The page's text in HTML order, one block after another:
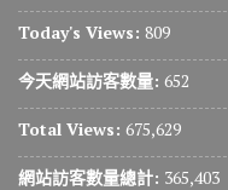
Today's Views: 809
今天網站訪客數量: 652
Total Views: 675,629
網站訪客數量總計: 365,403